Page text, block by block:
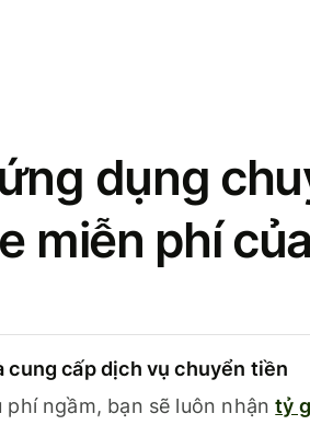
dụng
miễn phí
cung cấp dịch vụ chuyển tiền
phí ngầm, bạn sẽ luôn nhậntỷ